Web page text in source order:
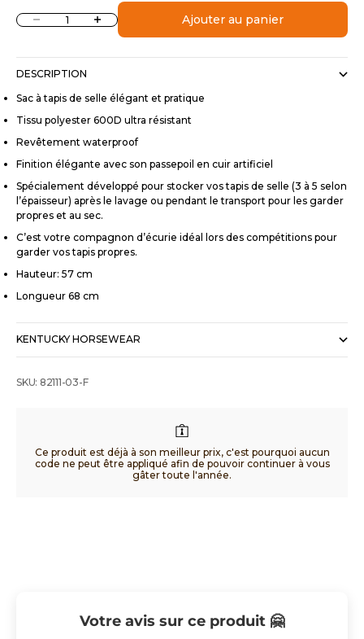
Diminuer la quantitéAugmenter la quantitéAjouter au panier
DESCRIPTION
Sac à tapis de selle élégant et pratique
Tissu polyester 600D ultra résistant
Revêtement waterproof
Finition élégante avec son passepoil en cuir artificiel
Spécialement développé pour stocker vos tapis de selle (3 à 5 selon
l’épaisseur) après le lavage ou pendant le transport pour les garder
propres et au sec.
C’est votre compagnon d’écurie idéal lors des compétitions pour
garder vos tapis propres.
Hauteur: 57 cm
Longueur 68 cm
KENTUCKY HORSEWEAR
SKU: 82111-03-F
Ce produit est déjà à son meilleur prix, c'est pourquoi aucun
code ne peut être appliqué afin de pouvoir continuer à vous
gâter toute l'année.
Votre avis sur ce produit 🤗